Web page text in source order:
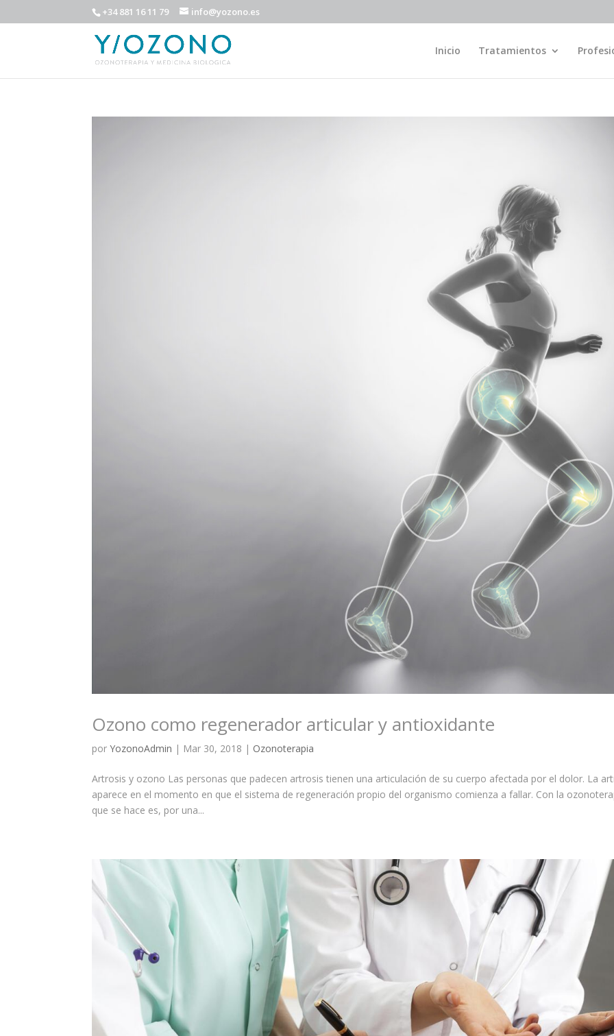
+34 881 16 11 79 info@yozono.es
Inicio Tratamientos
Ozono como regenerador articular y antioxidante
porYozonoAdmin | Mar 30, 2018 | Ozonoterapia
Artrosis y ozono Las personas que padecen artrosis tienen una articulación de su cuerpo afectada por el dolor. La
aparece en el momento en que el sistema de regeneración propio del organismo comienza a fallar. Con la
que se hace es, por una...